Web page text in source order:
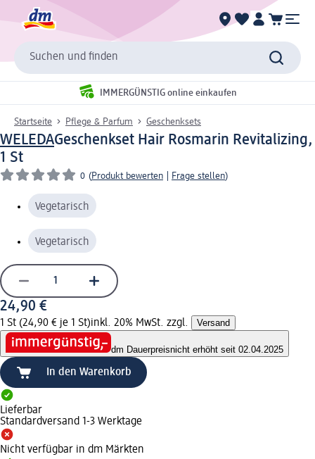
Suchen und finden
IMMERGÜNSTIG online einkaufen
Startseite Pflege & Parfum Geschenksets
WELEDAGeschenkset Hair Rosmarin Revitalizing,
1 St
0 (Produkt bewerten Frage stellen)
Vegetarisch
Vegetarisch
24,90 €
1 St (24,90 € je 1 St)inkl. 20% MwSt. zzgl. Versand
dm Dauerpreisnicht erhöht seit 02.04.2025
In den Warenkorb
Lieferbar
Standardversand 1-3 Werktage
Nicht verfügbar in dm Märkten